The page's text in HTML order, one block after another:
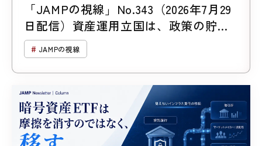
「JAMPの視線」No.343（2026年7月29
日配信）資産運用立国は、政策の貯金
箱ではない
JAMPの視線